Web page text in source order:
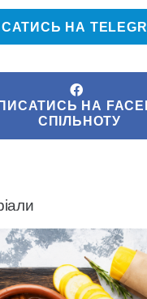
НА
НА
СПІЛЬНОТУ